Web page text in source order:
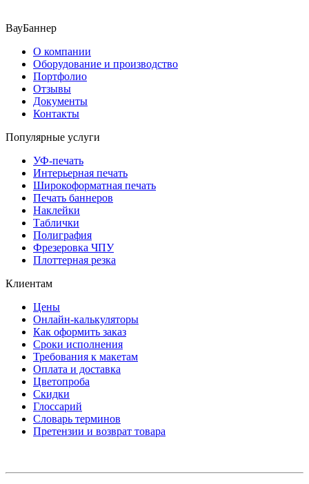
ВауБаннер
О компании
Оборудование и производство
Портфолио
Отзывы
Документы
Контакты
Популярные услуги
УФ-печать
Интерьерная печать
Широкоформатная печать
Печать баннеров
Наклейки
Таблички
Полиграфия
Фрезеровка ЧПУ
Плоттерная резка
Клиентам
Цены
Онлайн-калькуляторы
Как оформить заказ
Сроки исполнения
Требования к макетам
Оплата и доставка
Цветопроба
Скидки
Глоссарий
Словарь терминов
Претензии и возврат товара